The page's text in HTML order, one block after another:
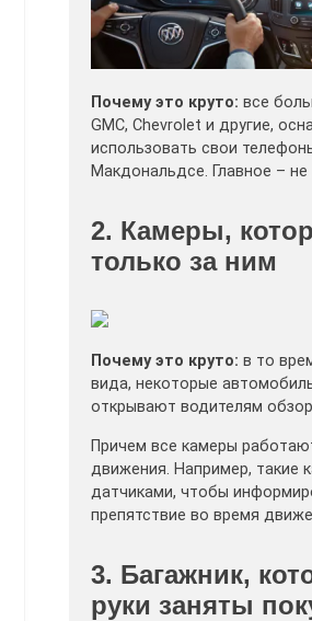
Почему это круто: все
GMC, Chevrolet и другие,
использовать свои
Макдональдсе. Главное –
2. Камеры,
только за ним
Почему это круто: в то
вида, некоторые
открывают водителям
Причем все камеры
движения. Например, такие
датчиками, чтобы
препятствие во время
3. Багажник,
руки заняты